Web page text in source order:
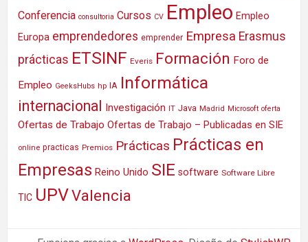
Conferencia consultoria Cursos CV Empleo Empleo
Europa emprendedores emprender Empresa Erasmus
prácticas ETSINF Everis Formación Foro de
Empleo GeeksHubs hp IA Informática
internacional Investigación IT Java Madrid Microsoft oferta
Ofertas de Trabajo Ofertas de Trabajo – Publicadas en SIE
online practicas Premios Prácticas Prácticas en
Empresas Reino Unido SIE software Software Libre
TIC UPVValencia